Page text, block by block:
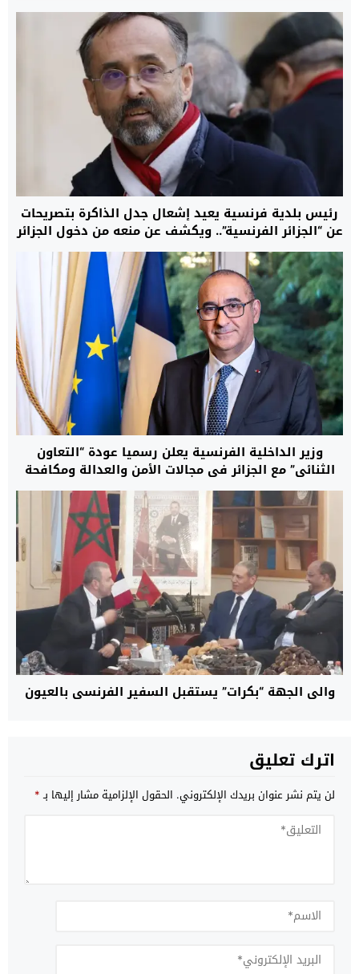
رئيس بلدية فرنسية يعيد إشعال جدل الذاكرة بتصريحات
عن “الجزائر الفرنسية”.. ويكشف عن منعه من دخول الجزائر
وزير الداخلية الفرنسية يعلن رسميا عودة “التعاون
الثنائي” مع الجزائر في مجالات الأمن والعدالة ومكافحة
الهجرة غير النظامية
والي الجهة “بكرات” يستقبل السفير الفرنسي بالعيون
اترك تعليق
لن يتم نشر عنوان بريدك الإلكتروني. الحقول الإلزامية مشار إليها بـ*